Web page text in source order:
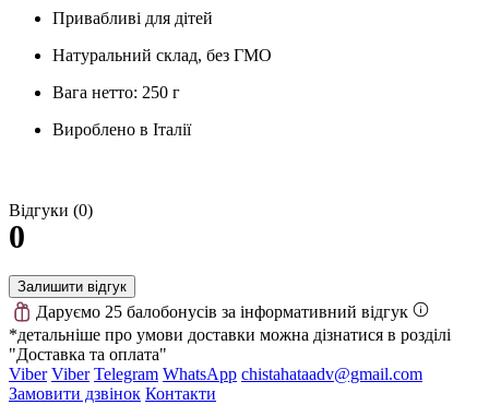
Привабливі для дітей
Натуральний склад, без ГМО
Вага нетто: 250 г
Вироблено в Італії
Відгуки (0)
0
Залишити відгук
Даруємо 25 балобонусів за інформативний відгук
*детальніше про умови доставки можна дізнатися в розділі
"Доставка та оплата"
Viber Viber Telegram WhatsApp chistahataadv@gmail.com
Замовити дзвінок Контакти